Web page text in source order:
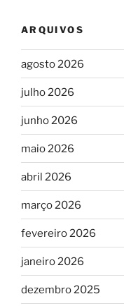
ARQUIVOS
agosto 2026
julho 2026
junho 2026
maio 2026
abril 2026
março 2026
fevereiro 2026
janeiro 2026
dezembro 2025